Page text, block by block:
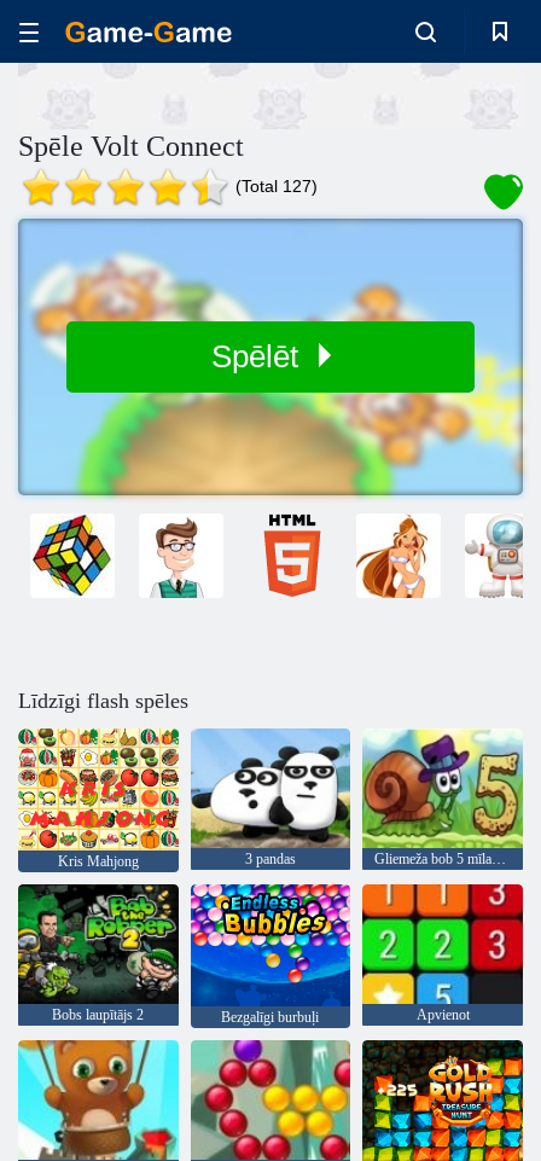
Spēle Volt Connect
(Total 127)
Spēlēt
Līdzīgi flash spēles
Kris Mahjong 3 pandas Gliemeža bob 5 mīlas stāsts
Bobs laupītājs 2 Bezgalīgi burbuļi Apvienot